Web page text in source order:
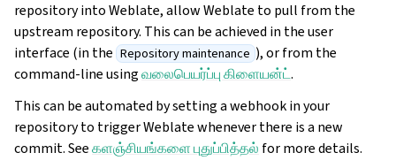
repository into Weblate, allow Weblate to pull from the
upstream repository. This can be achieved in the user
interface (in the Repository maintenance ), or from the
command-line usingவலைபெயர்ப்பு கிளையன்ட்.
This can be automated by setting a webhook in your
repository to trigger Weblate whenever there is a new
commit. Seeகளஞ்சியங்களை புதுப்பித்தல் for more details.